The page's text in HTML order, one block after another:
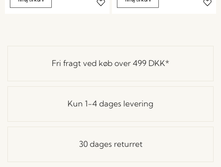
Fri fragt ved køb over 499 DKK*
Kun 1-4 dages levering
30 dages returret